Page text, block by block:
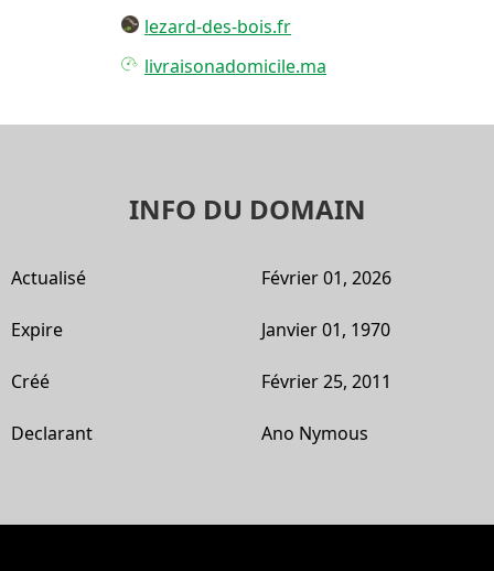
lezard-des-bois.fr
livraisonadomicile.ma
INFO DU DOMAIN
Actualisé Février 01, 2026
Expire Janvier 01, 1970
Créé Février 25, 2011
Declarant Ano Nymous